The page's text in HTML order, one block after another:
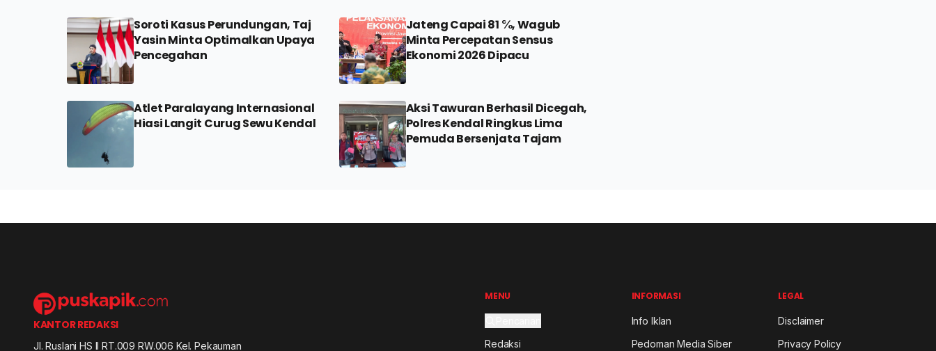
Soroti Kasus Perundungan, Taj
Yasin Minta Optimalkan Upaya
Pencegahan
Jateng Capai 81 ℅, Wagub
Minta Percepatan Sensus
Ekonomi 2026 Dipacu
Atlet Paralayang Internasional
Hiasi Langit Curug Sewu Kendal
Aksi Tawuran Berhasil Dicegah,
Polres Kendal Ringkus Lima
Pemuda Bersenjata Tajam
KANTOR REDAKSI
Jl. Ruslani HS II RT.009 RW.006 Kel. Pekauman
MENU
Redaksi
INFORMASI
Info Iklan
Pedoman Media Siber
LEGAL
Disclaimer
Privacy Policy